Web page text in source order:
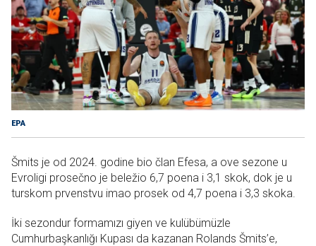
EPA
Šmits je od 2024. godine bio član Efesa, a ove sezone u
Evroligi prosečno je beležio 6,7 poena i 3,1 skok, dok je u
turskom prvenstvu imao prosek od 4,7 poena i 3,3 skoka.
İki sezondur formamızı giyen ve kulübümüzle
Cumhurbaşkanlığı Kupası da kazanan Rolands Šmits’e,